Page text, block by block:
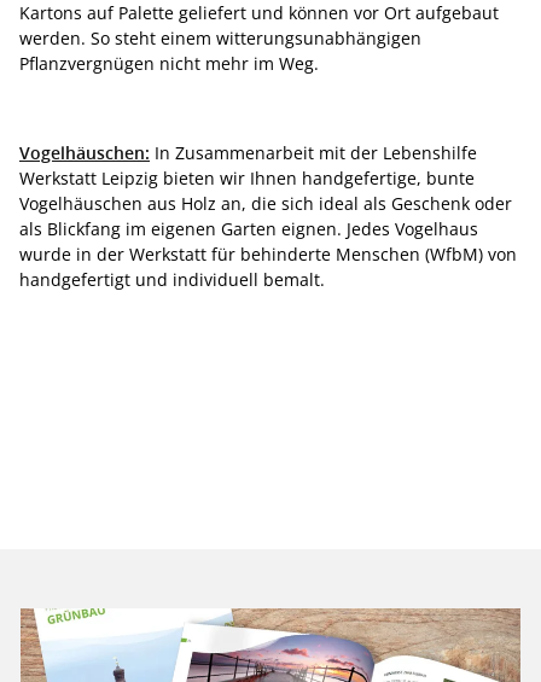
Kartons auf Palette geliefert und können vor Ort aufgebaut
werden. So steht einem witterungsunabhängigen
Pflanzvergnügen nicht mehr im Weg.
Vogelhäuschen: In Zusammenarbeit mit der Lebenshilfe
Werkstatt Leipzig bieten wir Ihnen handgefertige, bunte
Vogelhäuschen aus Holz an, die sich ideal als Geschenk oder
als Blickfang im eigenen Garten eignen. Jedes Vogelhaus
wurde in der Werkstatt für behinderte Menschen (WfbM) von
handgefertigt und individuell bemalt.